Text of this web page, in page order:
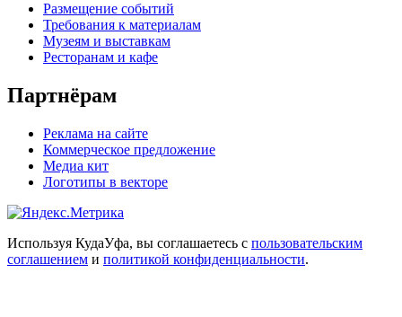
Размещение событий
Требования к материалам
Музеям и выставкам
Ресторанам и кафе
Партнёрам
Реклама на сайте
Коммерческое предложение
Медиа кит
Логотипы в векторе
Используя КудаУфа, вы соглашаетесь с пользовательским
соглашением и политикой конфиденциальности.